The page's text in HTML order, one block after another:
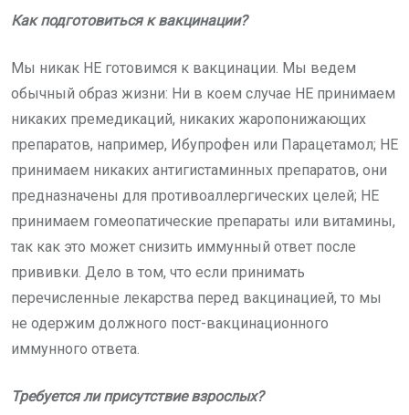
Как подготовиться к вакцинации?
Мы никак НЕ готовимся к вакцинации. Мы ведем
обычный образ жизни: Ни в коем случае НЕ принимаем
никаких премедикаций, никаких жаропонижающих
препаратов, например, Ибупрофен или Парацетамол; НЕ
принимаем никаких антигистаминных препаратов, они
предназначены для противоаллергических целей; НЕ
принимаем гомеопатические препараты или витамины,
так как это может снизить иммунный ответ после
прививки. Дело в том, что если принимать
перечисленные лекарства перед вакцинацией, то мы
не одержим должного пост-вакцинационного
иммунного ответа.
Требуется ли присутствие взрослых?